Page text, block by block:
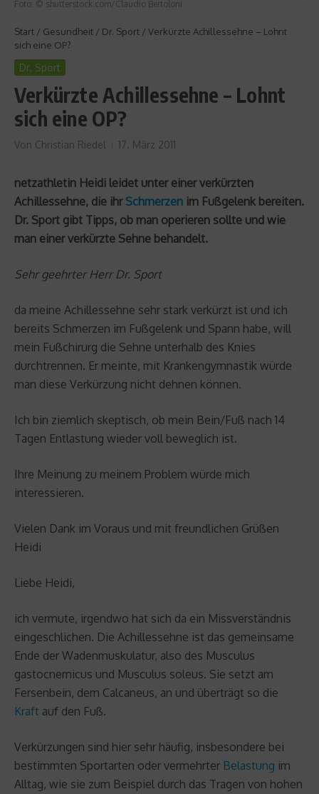
Foto: © shutterstock.com/Claudio Bertoloni
Start / Gesundheit / Dr. Sport / Verkürzte Achillessehne – Lohnt
sich eine OP?
Dr. Sport
Verkürzte Achillessehne – Lohnt
sich eine OP?
Von Christian Riedel 17. März 2011
netzathletin Heidi leidet unter einer verkürzten
Achillessehne, die ihr Schmerzen im Fußgelenk bereiten.
Dr. Sport gibt Tipps, ob man operieren sollte und wie
man einer verkürzte Sehne behandelt.
Sehr geehrter Herr Dr. Sport
da meine Achillessehne sehr stark verkürzt ist und ich
bereits Schmerzen im Fußgelenk und Spann habe, will
mein Fußchirurg die Sehne unterhalb des Knies
durchtrennen. Er meinte, mit Krankengymnastik würde
man diese Verkürzung nicht dehnen können.
Ich bin ziemlich skeptisch, ob mein Bein/Fuß nach 14
Tagen Entlastung wieder voll beweglich ist.
Ihre Meinung zu meinem Problem würde mich
interessieren.
Vielen Dank im Voraus und mit freundlichen Grüßen
Heidi
Liebe Heidi,
ich vermute, irgendwo hat sich da ein Missverständnis
eingeschlichen. Die Achillessehne ist das gemeinsame
Ende der Wadenmuskulatur, also des Musculus
gastocnemicus und Musculus soleus. Sie setzt am
Fersenbein, dem Calcaneus, an und überträgt so die
Kraft auf den Fuß.
Verkürzungen sind hier sehr häufig, insbesondere bei
bestimmten Sportarten oder vermehrter Belastung im
Alltag, wie sie zum Beispiel durch das Tragen von hohen